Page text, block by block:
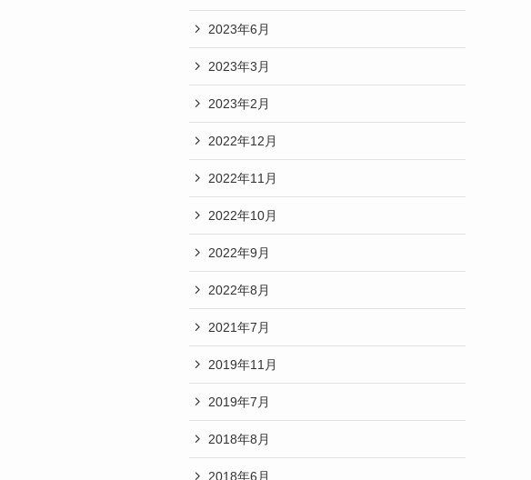
2023年6月
2023年3月
2023年2月
2022年12月
2022年11月
2022年10月
2022年9月
2022年8月
2021年7月
2019年11月
2019年7月
2018年8月
2018年6月